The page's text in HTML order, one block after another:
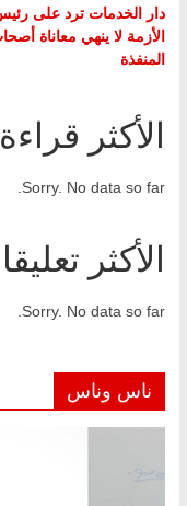
دار الخدمات ترد على
الأزمة لا ينهي معاناة
المنفذة
الأكثر قراءة
Sorry. No data so far.
الأكثر تعليقا
Sorry. No data so far.
ناس وناس